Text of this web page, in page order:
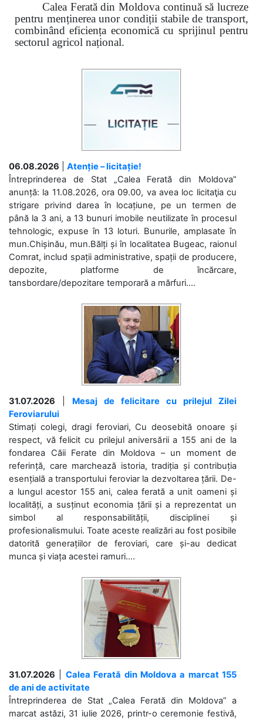
Calea Ferată din Moldova continuă să lucreze
pentru menținerea unor condiții stabile de transport,
combinând eficiența economică cu sprijinul pentru
sectorul agricol național.
06.08.2026
Atenție – licitație!
Întreprinderea de Stat „Calea Ferată din Moldova”
anunță: la 11.08.2026, ora 09.00, va avea loc licitaţia cu
strigare privind darea în locațiune, pe un termen de
până la 3 ani, a 13 bunuri imobile neutilizate în procesul
tehnologic, expuse în 13 loturi. Bunurile, amplasate în
mun.Chișinău, mun.Bălți și în localitatea Bugeac, raionul
Comrat, includ spații administrative, spații de producere,
depozite, platforme de încărcare,
tansbordare/depozitare temporară a mărfuri....
31.07.2026
Mesaj de felicitare cu prilejul Zilei
Feroviarului
Stimați colegi, dragi feroviari, Cu deosebită onoare și
respect, vă felicit cu prilejul aniversării a 155 ani de la
fondarea Căii Ferate din Moldova – un moment de
referință, care marchează istoria, tradiția și contribuția
esențială a transportului feroviar la dezvoltarea țării. De-
a lungul acestor 155 ani, calea ferată a unit oameni și
localități, a susținut economia țării și a reprezentat un
simbol al responsabilității, disciplinei și
profesionalismului. Toate aceste realizări au fost posibile
datorită generațiilor de feroviari, care și-au dedicat
munca și viața acestei ramuri....
31.07.2026
Calea Ferată din Moldova a marcat 155
de ani de activitate
Întreprinderea de Stat „Calea Ferată din Moldova” a
marcat astăzi, 31 iulie 2026, printr-o ceremonie festivă,